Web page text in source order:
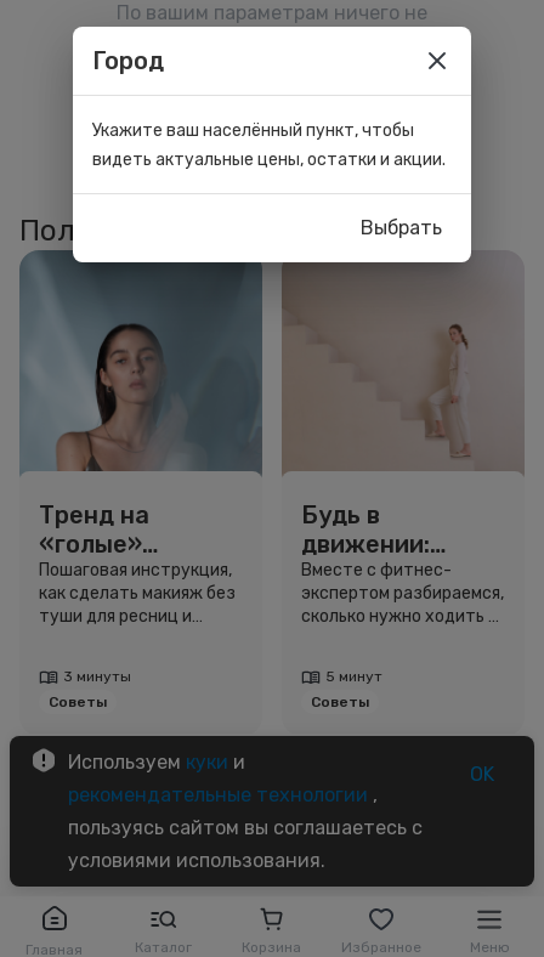
Главная Каталог Корзина Избранное Меню
По вашим параметрам ничего не
Полезные статьи
Тренд на
«голые»
ресницы: как
выглядеть
свежо, не
Пошаговая инструкция,
как сделать макияж без
туши для ресниц и
3 минуты
Советы
Будь в
движении:
сколько нужно
шагов для
красоты и
Вместе с фитнес-
экспертом разбираемся,
сколько нужно ходить и
5 минут
Советы
Используем куки и
рекомендательные технологии ,
пользуясь сайтом вы соглашаетесь с
условиями использования.
OK
Город
Укажите ваш населённый пункт, чтобы
видеть актуальные цены, остатки и акции.
Выбрать